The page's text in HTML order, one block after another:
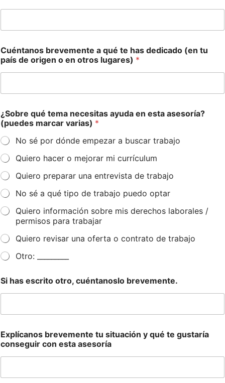
Cuéntanos brevemente a qué te has dedicado (en tu
país de origen o en otros lugares) *
¿Sobre qué tema necesitas ayuda en esta asesoría?
(puedes marcar varias) *
No sé por dónde empezar a buscar trabajo
Quiero hacer o mejorar mi currículum
Quiero preparar una entrevista de trabajo
No sé a qué tipo de trabajo puedo optar
Quiero información sobre mis derechos laborales /
permisos para trabajar
Quiero revisar una oferta o contrato de trabajo
Otro: _________
Si has escrito otro, cuéntanoslo brevemente.
Explícanos brevemente tu situación y qué te gustaría
conseguir con esta asesoría